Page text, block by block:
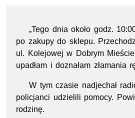
„Tego dnia około godz.
po zakupy do sklepu.
ul. Kolejowej w Dobrym
upadłam i doznałam złamania
W tym czasie nadjechał
policjanci udzielili pomocy.
rodzinę.